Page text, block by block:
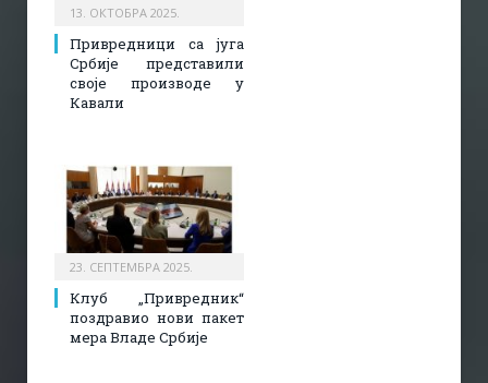
13. ОКТОБРА 2025.
Привредници са југа
Србије представили
своје производе у
Кавали
23. СЕПТЕМБРА 2025.
Клуб „Привредник“
поздравио нови пакет
мера Владе Србије